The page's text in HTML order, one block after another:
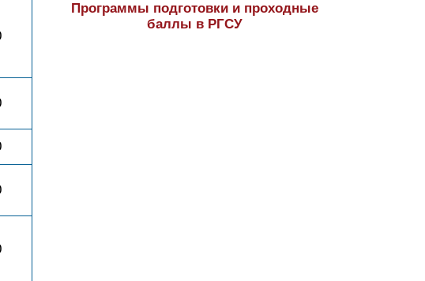
Программы подготовки и проходные
баллы в РГСУ